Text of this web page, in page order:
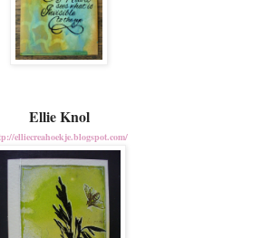
Ellie Knol
elliecreahoekje.blogspot.com/